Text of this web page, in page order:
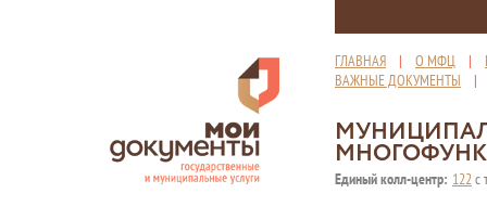
ГЛАВНАЯ | О МФЦ |
ВАЖНЫЕ ДОКУМЕНТЫ
Единый колл-центр: 122с